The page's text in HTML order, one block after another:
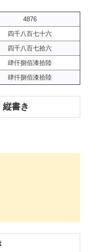
4876
四千八百七十六
四千八百七拾六
肆仟捌佰漆拾陸
肆仟捌佰漆拾陸
書き